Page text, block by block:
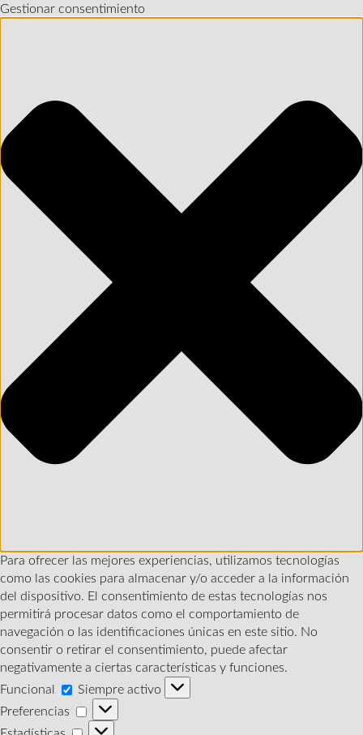
Gestionar consentimiento
Para ofrecer las mejores experiencias, utilizamos tecnologías
como las cookies para almacenar y/o acceder a la información
del dispositivo. El consentimiento de estas tecnologías nos
permitirá procesar datos como el comportamiento de
navegación o las identificaciones únicas en este sitio. No
consentir o retirar el consentimiento, puede afectar
negativamente a ciertas características y funciones.
Funcional
Funcional
Siempre activo
Preferencias
Preferencias
Estadísticas